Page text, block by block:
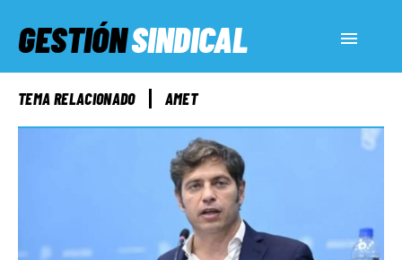
GESTIÓNSINDICAL
ACTUALIDAD
SERVICIOS SOCIALES
INFORMES ESPECIALES
TEMA RELACIONADO AMET